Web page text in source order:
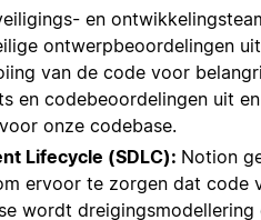
en
ontwerpbeoordelingen
van de code voor
en codebeoordelingen uit
onze codebase.
Lifecycle (SDLC): Notion
ervoor te zorgen dat code
wordt dreigingsmodellering